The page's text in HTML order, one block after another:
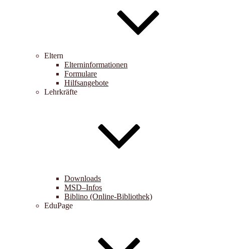
Eltern
Elterninformationen
Formulare
Hilfsangebote
Lehrkräfte
Downloads
MSD–Infos
Biblino (Online-Bibliothek)
EduPage